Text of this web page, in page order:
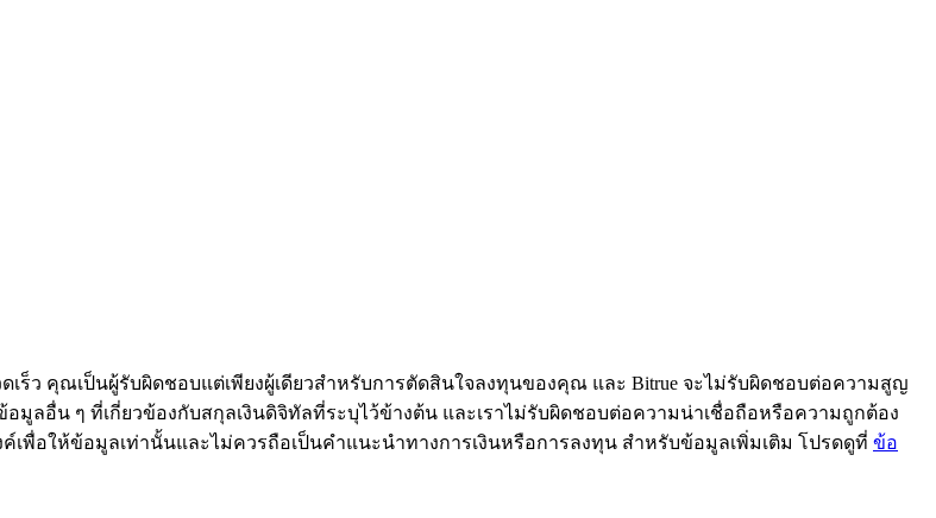
ร็ว คุณเป็นผู้รับผิดชอบแต่เพียงผู้เดียวสำหรับการตัดสินใจลงทุนของคุณ และ Bitrue จะไม่รับผิดชอบต่อความสูญ
ลอื่น ๆ ที่เกี่ยวข้องกับสกุลเงินดิจิทัลที่ระบุไว้ข้างต้น และเราไม่รับผิดชอบต่อความน่าเชื่อถือหรือความถูกต้อง
อให้ข้อมูลเท่านั้นและไม่ควรถือเป็นคำแนะนำทางการเงินหรือการลงทุน สำหรับข้อมูลเพิ่มเติม โปรดดูที่ ข้อ